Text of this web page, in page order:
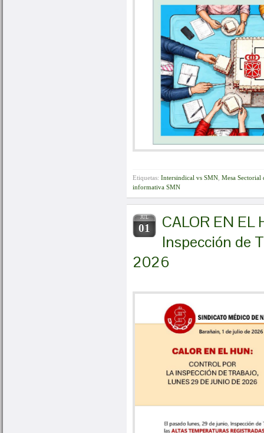
Etiquetas: Intersindical vs SMN Mesa Sectorial
informativa SMN
JUL
01
CALOR EN EL
Inspección de
2026